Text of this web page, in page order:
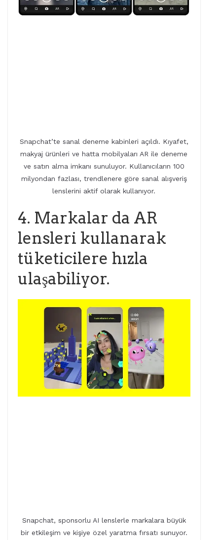
Snapchat’te sanal deneme kabinleri açıldı. Kıyafet,
makyaj ürünleri ve hatta mobilyaları AR ile deneme
ve satın alma imkanı sunuluyor. Kullanıcıların 100
milyondan fazlası, trendlenere göre sanal alışveriş
lenslerini aktif olarak kullanıyor.
4. Markalar da AR
lensleri kullanarak
tüketicilere hızla
ulaşabiliyor.
Snapchat, sponsorlu AI lenslerle markalara büyük
bir etkileşim ve kişiye özel yaratma fırsatı sunuyor.